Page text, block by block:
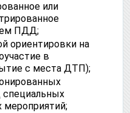
или
ПДД;
ориентировки на
в
с места ДТП);